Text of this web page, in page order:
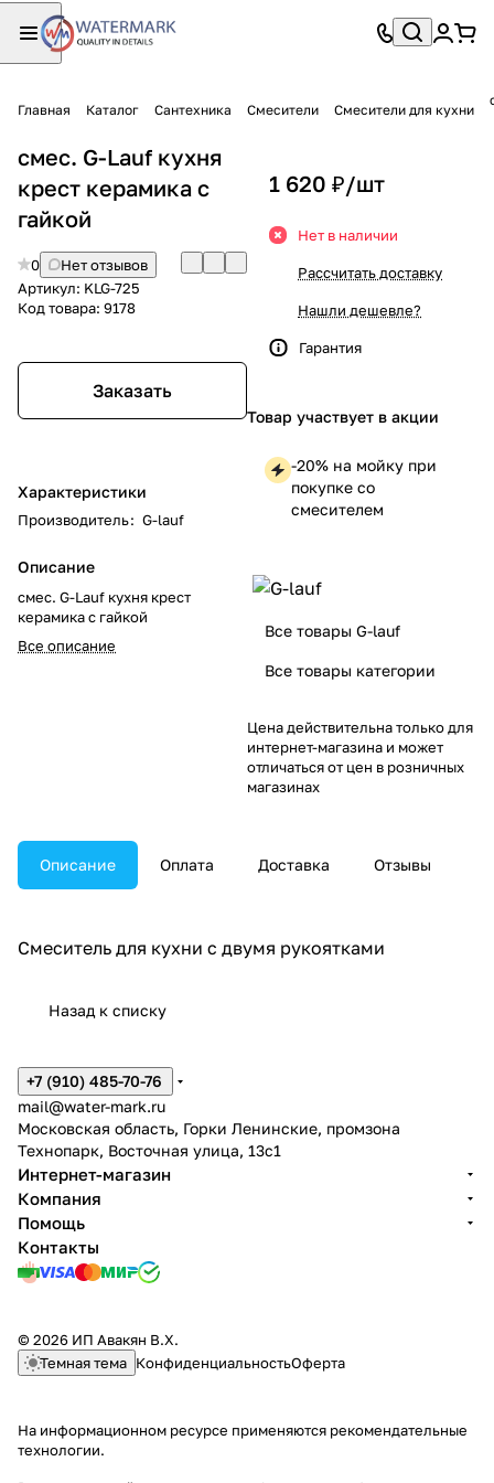
Главная Каталог Сантехника Смесители Смесители для кухни
смес. G-Lauf кухня
крест керамика с
гайкой
0
Нет отзывов
Артикул: KLG-725
Код товара: 9178
Заказать
Характеристики
Производитель: G-lauf
Описание
смес. G-Lauf кухня крест
керамика с гайкой
Все описание
1 620 ₽/шт
Нет в наличии
Рассчитать доставку
Нашли дешевле?
Гарантия
Товар участвует в акции
-20% на мойку при
покупке со
смесителем
Все товары G-lauf
Все товары категории
Цена действительна только для
интернет-магазина и может
отличаться от цен в розничных
магазинах
Описание Оплата Доставка Отзывы
Смеситель для кухни с двумя рукоятками
Назад к списку
+7 (910) 485-70-76
mail@water-mark.ru
Московская область, Горки Ленинские, промзона
Технопарк, Восточная улица, 13с1
Интернет-магазин
Компания
Помощь
Контакты
© 2026 ИП Авакян В.Х.
Темная тема КонфиденциальностьОферта
На информационном ресурсе применяются рекомендательные
технологии.